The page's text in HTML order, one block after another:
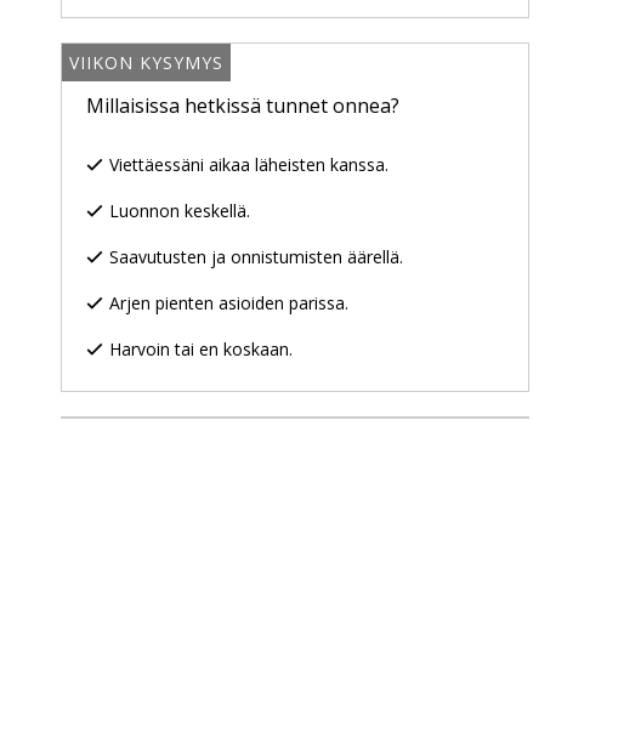
VIIKON KYSYMYS
Millaisissa hetkissä tunnet onnea?
Viettäessäni aikaa läheisten kanssa.
Luonnon keskellä.
Saavutusten ja onnistumisten äärellä.
Arjen pienten asioiden parissa.
Harvoin tai en koskaan.